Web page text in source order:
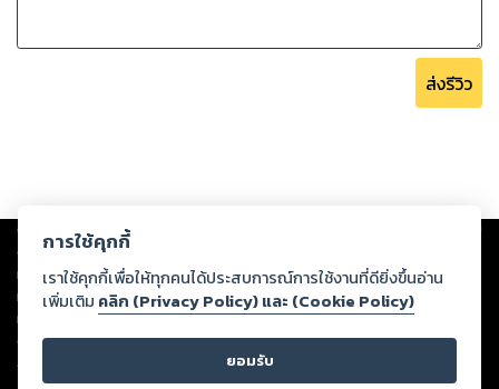
ส่งรีวิว
Copyright © 2026
ต่อผลงานหรือเนื้อหาใดที่อัปโหลดผ่านเว็บไซต์และปรากฏว่าละเมิดสิทธิใน
ทรัพย์สินทางปัญญาของบุคคลอื่นหรือขัดต่อกฎหมายและศีลธรรม ดังนั้น ผู้อ่าน
ทุกท่านโปรดใช้วิจารณญาณในการกลั่นกรองด้วยตนเอง และหากท่านพบว่าส่วน
หนึ่งส่วนใดขัดต่อกฎหมายและศีลธรรม กรุณาแจ้งมายังบริษัท เพื่อทีมงานจะได้
ดำเนินการในทันที ทั้งนี้ ทางสตอรี่ล็อกขอสงวนลิขสิทธิ์ตามพระราชบัญญัติ
ลิขสิทธิ์ พ.ศ. 2537 (ฉบับล่าสุด)
การใช้คุกกี้
เราใช้คุกกี้เพื่อให้ทุกคนได้ประสบการณ์การใช้งานที่ดียิ่งขึ้นอ่าน
เพิ่มเติม คลิก (Privacy Policy) และ (Cookie Policy)
ยอมรับ